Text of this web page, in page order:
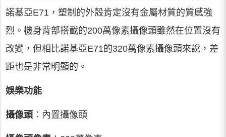
諾基亞E71，塑制的外殼肯定沒有金屬材質的質感強
烈。機身背部搭載的200萬像素攝像頭雖然在位置沒有
改變，但相比諾基亞E71的320萬像素攝像頭來說，差
距也是非常明顯的。
娛樂功能
攝像頭 ：內置攝像頭